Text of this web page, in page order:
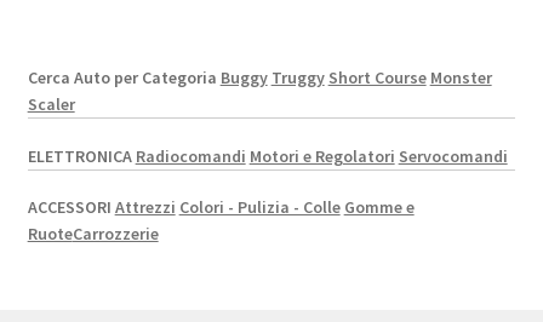
Cerca Auto per Categoria Buggy Truggy Short Course Monster
Scaler
ELETTRONICA Radiocomandi Motori e Regolatori Servocomandi
ACCESSORI Attrezzi Colori - Pulizia - Colle Gomme e
RuoteCarrozzerie